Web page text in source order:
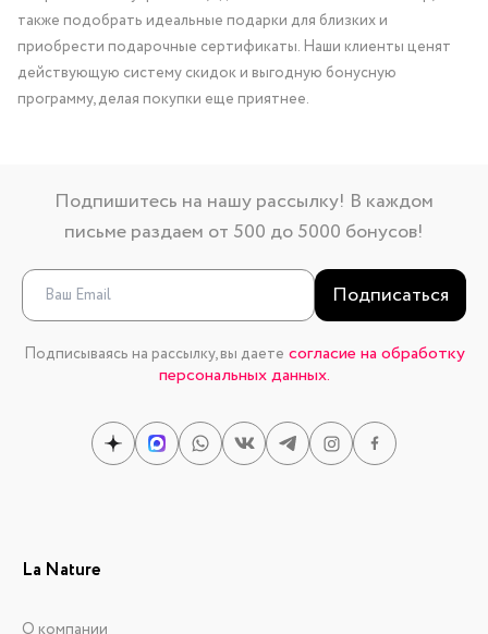
также подобрать идеальные подарки для близких и
приобрести подарочные сертификаты. Наши клиенты ценят
действующую систему скидок и выгодную бонусную
программу, делая покупки еще приятнее.
Подпишитесь на нашу рассылку! В каждом
письме раздаем от 500 до 5000 бонусов!
Подписаться
Подписываясь на рассылку, вы даете согласие на обработку
персональных данных.
La Nature